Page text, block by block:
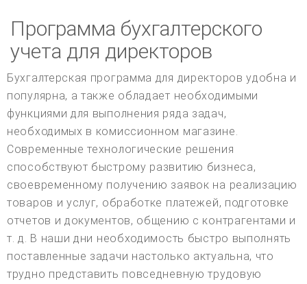
Программа бухгалтерского
учета для директоров
Бухгалтерская программа для директоров удобна и
популярна, а также обладает необходимыми
функциями для выполнения ряда задач,
необходимых в комиссионном магазине.
Современные технологические решения
способствуют быстрому развитию бизнеса,
своевременному получению заявок на реализацию
товаров и услуг, обработке платежей, подготовке
отчетов и документов, общению с контрагентами и
т. д. В наши дни необходимость быстро выполнять
поставленные задачи настолько актуальна, что
трудно представить повседневную трудовую